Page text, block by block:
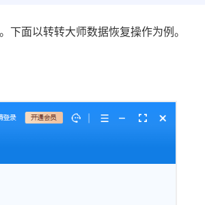
下面以转转大师数据恢复操作为例。